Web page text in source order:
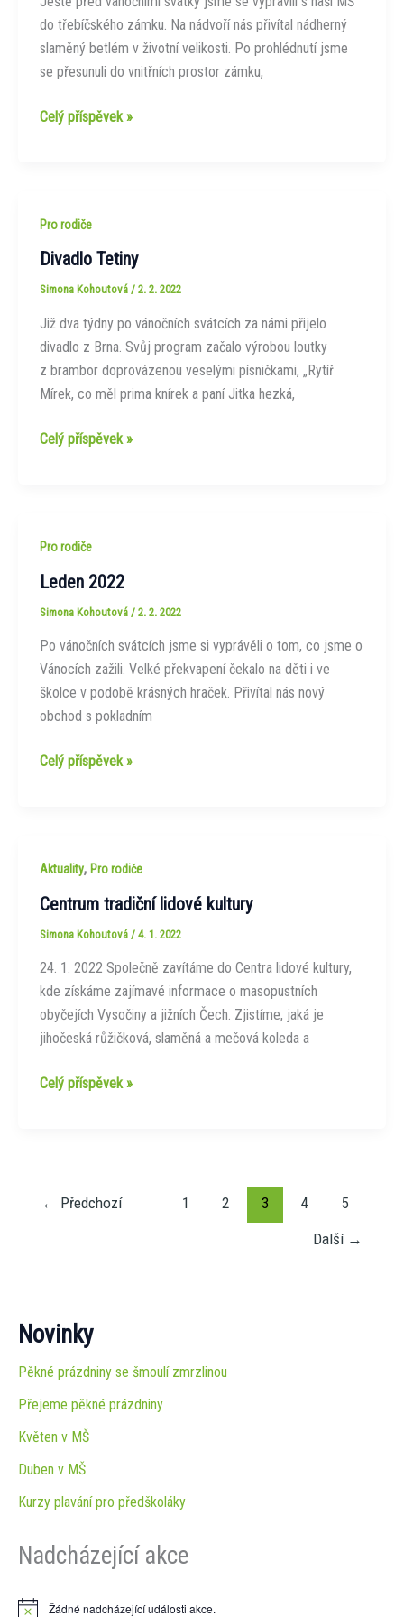
do třebíčského zámku. Na nádvoří nás přivítal nádherný
slaměný betlém v životní velikosti. Po prohlédnutí jsme
se přesunuli do vnitřních prostor zámku,
Třebíčské
Celý příspěvek »
Pro rodiče
Divadlo Tetiny
Simona Kohoutová / 2. 2. 2022
Již dva týdny po vánočních svátcích za námi přijelo
divadlo z Brna. Svůj program začalo výrobou loutky
z brambor doprovázenou veselými písničkami, „Rytíř
Mírek, co měl prima knírek a paní Jitka hezká,
Divadlo
Celý příspěvek »
Pro rodiče
Leden 2022
Simona Kohoutová / 2. 2. 2022
Po vánočních svátcích jsme si vyprávěli o tom, co jsme o
Vánocích zažili. Velké překvapení čekalo na děti i ve
školce v podobě krásných hraček. Přivítal nás nový
obchod s pokladním
Leden
Celý příspěvek »
Aktuality, Pro rodiče
Centrum tradiční lidové kultury
Simona Kohoutová / 4. 1. 2022
24. 1. 2022 Společně zavítáme do Centra lidové kultury,
kde získáme zajímavé informace o masopustních
obyčejích Vysočiny a jižních Čech. Zjistíme, jaká je
jihočeská růžičková, slaměná a mečová koleda a
Centrum
Celý příspěvek »
← Předchozí 1 2 3 4
5
Další →
Novinky
Pěkné prázdniny se šmoulí zmrzlinou
Přejeme pěkné prázdniny
Květen v MŠ
Duben v MŠ
Kurzy plavání pro předškoláky
Nadcházející akce
Žádné nadcházející události akce.